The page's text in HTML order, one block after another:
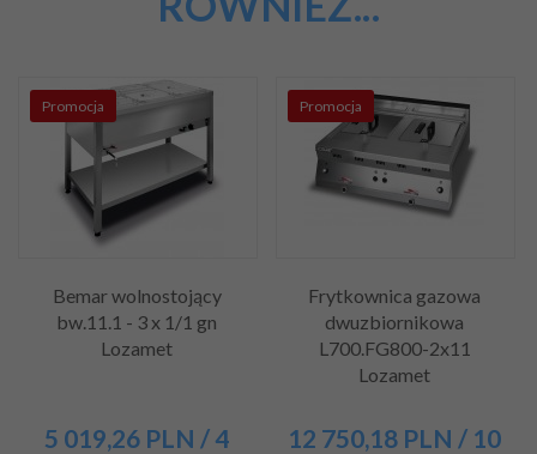
Promocja
Bemar wolnostojący
bw.11.1 - 3 x 1/1 gn
Lozamet
5 019,26 PLN / 4
Promocja
Frytkownica gazowa
dwuzbiornikowa
L700.FG800-2x11
Lozamet
12 750,18 PLN / 10